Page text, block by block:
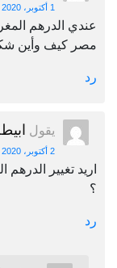
1 أكتوبر، 2020 الساعة 1:36 م
عندي الدرهم
مصر كيف وأين
رد
يقول
2 أكتوبر، 2020 الساعة 2:00 م
اريد تغيير
؟
رد